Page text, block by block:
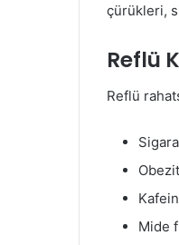
çürükleri,
Reflü
Reflü
Mide